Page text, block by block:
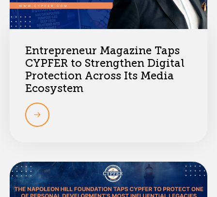
Entrepreneur Magazine Taps
CYPFER to Strengthen Digital
Protection Across Its Media
Ecosystem